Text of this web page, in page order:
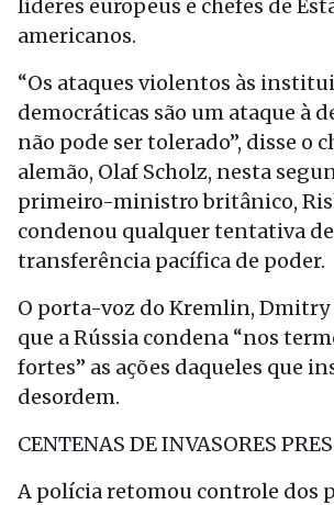
líderes europeus e chefes de
americanos.
“Os ataques violentos às
democráticas são um ataque à
não pode ser tolerado”, disse o
alemão, Olaf Scholz, nesta
primeiro-ministro britânico,
condenou qualquer tentativa
transferência pacífica de poder.
O porta-voz do Kremlin, Dmitry
que a Rússia condena “nos
fortes” as ações daqueles que
desordem.
CENTENAS DE INVASORES
A polícia retomou controle dos